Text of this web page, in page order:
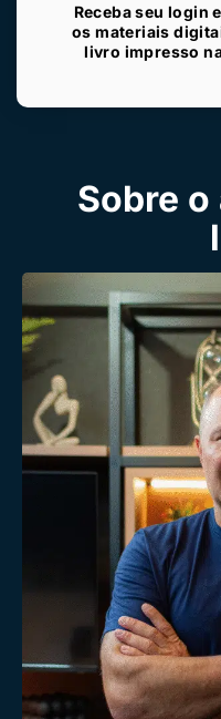
Receba seu login
os materiais
livro impresso
Sobre